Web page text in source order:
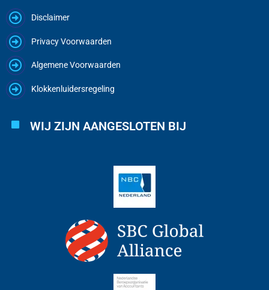
Disclaimer
Privacy Voorwaarden
Algemene Voorwaarden
Klokkenluidersregeling
WIJ ZIJN AANGESLOTEN BIJ